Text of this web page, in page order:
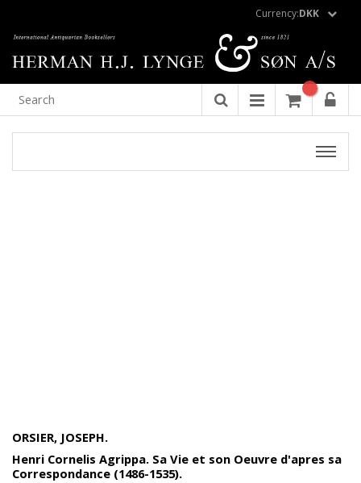
Currency:DKK
ORSIER, JOSEPH.
Henri Cornelis Agrippa. Sa Vie et son Oeuvre d'apres sa
Correspondance (1486-1535).